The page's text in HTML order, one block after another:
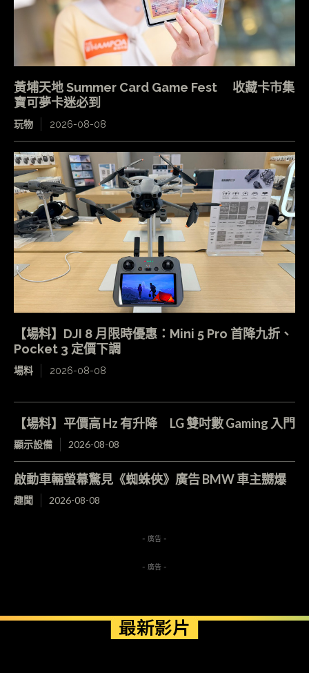
黃埔天地 Summer Card Game Fest 收藏卡市集
寶可夢卡迷必到
玩物 2026-08-08
【場料】DJI 8 月限時優惠：Mini 5 Pro 首降九折、
Pocket 3 定價下調
場料 2026-08-08
【場料】平價高 Hz 有升降 LG 雙吋數 Gaming 入門
顯示設備 2026-08-08
啟動車輛螢幕驚見《蜘蛛俠》廣告 BMW 車主嬲爆
趣聞 2026-08-08
- 廣告 -
- 廣告 -
最新影片